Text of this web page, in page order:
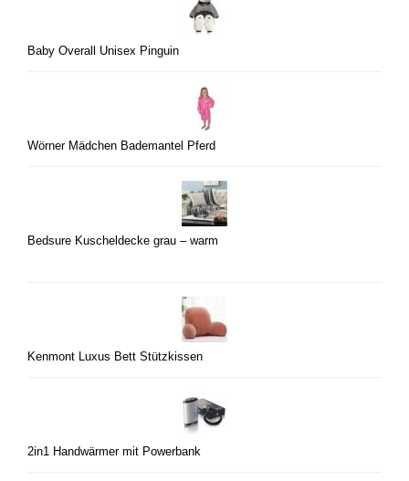
Baby Overall Unisex Pinguin
Wörner Mädchen Bademantel Pferd
Bedsure Kuscheldecke grau – warm
Kenmont Luxus Bett Stützkissen
2in1 Handwärmer mit Powerbank